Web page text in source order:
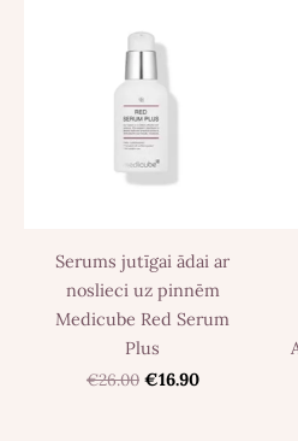
Serums jutīgai ādai ar
noslieci uz pinnēm
Medicube Red Serum
Plus
€26.00 €16.90